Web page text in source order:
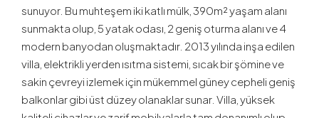
sunuyor. Bu muhteşem iki katlı mülk, 390m² yaşam alanı
sunmakta olup, 5 yatak odası, 2 geniş oturma alanı ve 4
modern banyodan oluşmaktadır. 2013 yılında inşa edilen
villa, elektrikli yerden ısıtma sistemi, sıcak bir şömine ve
sakin çevreyi izlemek için mükemmel güney cepheli geniş
balkonlar gibi üst düzey olanaklar sunar. Villa, yüksek